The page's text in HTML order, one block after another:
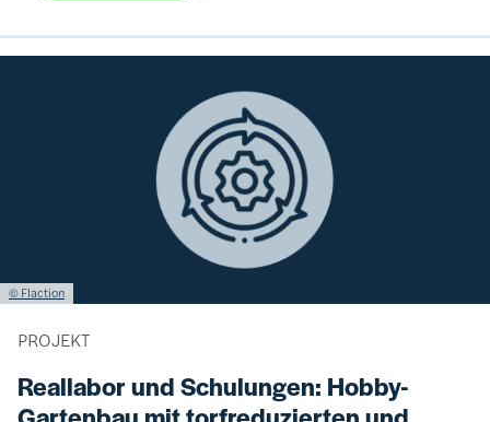
Lizenzinformationen einschließlich Urheberrecht
© Flaction
PROJEKT
Reallabor und Schulungen: Hobby-